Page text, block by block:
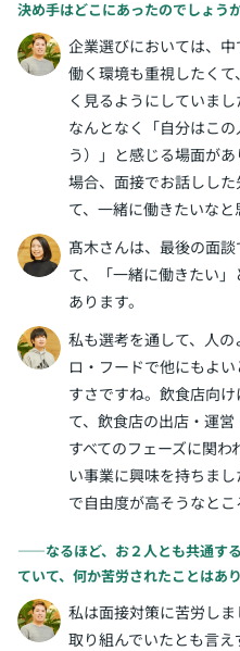
決め手はどこにあったのでしょうか
企業選びにおいては、中
働く環境も重視したく
く見るようにしていまし
なんとなく「自分はこ
う）」と感じる場面が
場合、面接でお話しし
て、一緒に働きたいなと
髙木さんは、最後の面
て、「一緒に働きたい
あります。
私も選考を通して、人
ロ・フードで他にもよ
すさですね。飲食店向
て、飲食店の出店・運
すべてのフェーズに関
い事業に興味を持ちま
で自由度が高そうなとこ
――なるほど、お２人とも共通す
ていて、何か苦労されたことはあ
私は面接対策に苦労し
取り組んでいたとも言